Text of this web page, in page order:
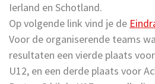
Ierland en Schotland.
Op volgende link vind je de
Voor de organiserende teams
resultaten een vierde plaats
U12, en een derde plaats voor